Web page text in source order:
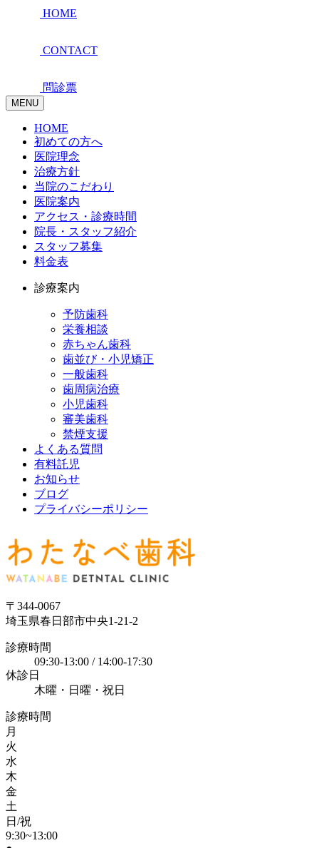
HOME
CONTACT
問診票
MENU
HOME
初めての方へ
医院理念
治療方針
当院のこだわり
医院案内
アクセス・診療時間
院長・スタッフ紹介
スタッフ募集
料金表
診療案内
予防歯科
栄養相談
赤ちゃん歯科
歯並び・小児矯正
一般歯科
歯周病治療
小児歯科
審美歯科
禁煙支援
よくある質問
有料託児
お知らせ
ブログ
プライバシーポリシー
〒344-0067
埼玉県春日部市中央1-21-2
診療時間
09:30-13:00 / 14:00-17:30
休診日
木曜・日曜・祝日
診療時間
月
火
水
木
金
土
日/祝
9:30~13:00